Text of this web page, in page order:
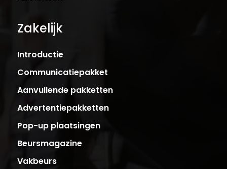
Zakelijk
Introductie
Communicatiepakket
Aanvullende pakketten
Advertentiepakketten
Pop-up plaatsingen
Beursmagazine
Vakbeurs